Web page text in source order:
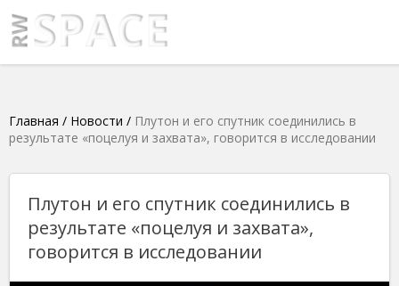
Главная / Новости / Плутон и его спутник соединились в
результате «поцелуя и захвата», говорится в исследовании
Плутон и его спутник соединились в
результате «поцелуя и захвата»,
говорится в исследовании